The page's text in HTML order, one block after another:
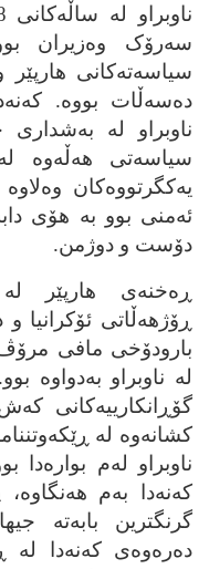
سه‌رۆک وه‌زیران
سیاسه‌ته‌کانی هارپێر
ده‌سه‌ڵات بووه‌.
ناوبراو له‌
سیاسه‌تی هه‌ڵه‌وه‌
یه‌کگرتووه‌کان
ئه‌منی بوو به‌ هۆی
دۆست و دوژمن.
ڕه‌خنه‌ی هارپێر
ڕۆژهه‌ڵاتی
بارودۆخی مافی
له‌ ناوبراو به‌دواوه‌
گۆڕانکارییه‌کانی
کشانه‌وه‌ له‌
ناوبراو له‌م
که‌نه‌دا به‌م
گرنگترین بابه‌ته‌
ده‌ره‌وه‌ی که‌نه‌دا